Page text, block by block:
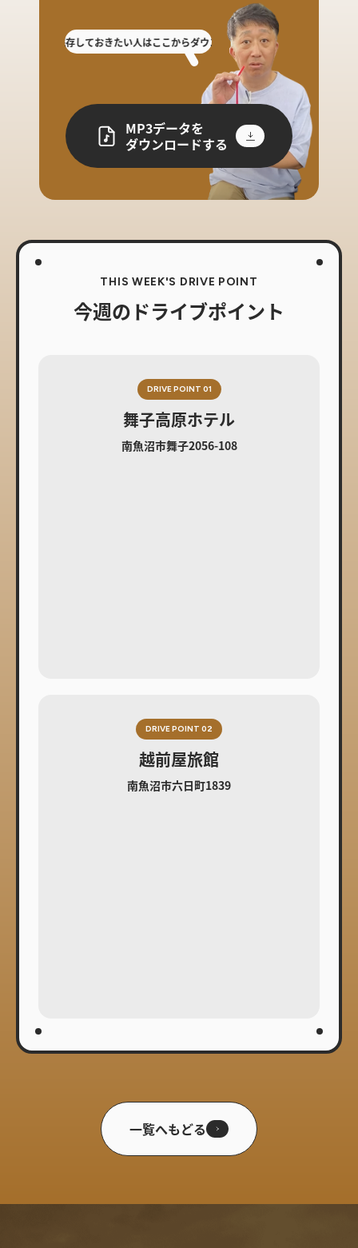
た人や保存しておきたい人はここからダウンロード! 放送を聴き逃した人や保存
MP3データを
ダウンロードする
THIS WEEK'S DRIVE POINT
今週のドライブポイント
DRIVE POINT 01
舞子高原ホテル
南魚沼市舞子2056-108
DRIVE POINT 02
越前屋旅館
南魚沼市六日町1839
一覧へもどる